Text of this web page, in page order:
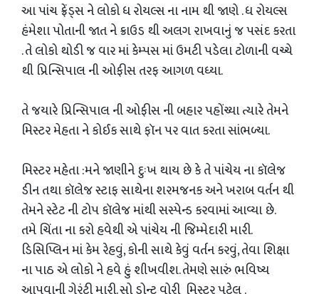
આ પાંચ ફ્રેંડ્સ ને લોકો ધ રોયલ્સ ના નામ થી જાણે . ધ રોયલ્સ
હંમેશા પોતાની જાત ને ક્રાઉડ થી અલગ રાખવાનું જ પસંદ કરતા
. તે લોકો થોડી જ વાર માં કેમ્પસ માં ઉમટી પડેલા ટોળાની વચ્ચે
થી પ્રિન્સિપાલ ની ઓફીસ તરફ આગળ વધ્યા.
તે જયારે પ્રિન્સિપાલ ની ઓફીસ ની બહાર પહોંચ્યા ત્યારે તેમને
મિસ્ટર મેહતા ને કોઈક સાથે ફૉન પર વાત કરતા સાંભળ્યા.
મિસ્ટર મહેતા :મને જાણીને દુઃખ થાય છે કે તે પાંચેય ના કૉલેજ
ડીન તથા કૉલેજ સ્ટાફ સાથેના શરમજનક અને ખરાબ વર્તન થી
તેમને સ્ટેટ ની ટોપ કૉલેજ માંથી સસ્પેન્ડ કરવામાં આવ્યા છે.
તમે ચિંતા ના કરો હવેથી એ પાંચેય ની જિમ્મેદારી મારી.
ડિસિપ્લિન માં કેમ રેહવું, કોની સાથે કેવું વર્તન કરવું, તેવા શિક્ષા
ના પાઠ એ લોકો ને હવે હું શીખવીશ. તેમણે સારું ભવિષ્ય